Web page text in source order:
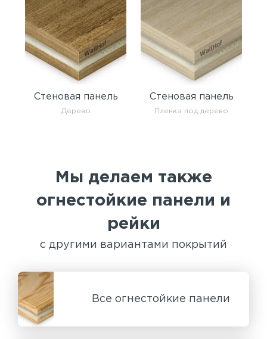
Стеновая панель
Дерево
Стеновая панель
Пленка под дерево
Мы делаем также
огнестойкие панели и
рейки
с другими вариантами покрытий
Все огнестойкие панели